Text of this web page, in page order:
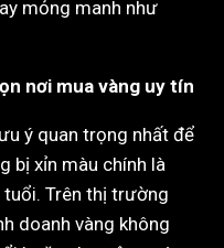
mỏng manh như
nơi mua vàng uy tín
ý quan trọng nhất để
bị xỉn màu chính là
Trên thị trường
doanh vàng không